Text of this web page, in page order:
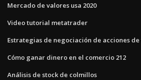
Mercado de valores usa 2020
Video tutorial metatrader
Estrategias de negociación de acciones
Cómo ganar dinero en el comercio 212
Análisis de stock de colmillos